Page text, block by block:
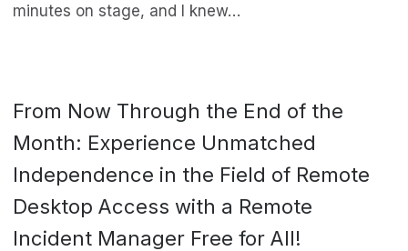
minutes on stage, and I knew…
From Now Through the End of the
Month: Experience Unmatched
Independence in the Field of Remote
Desktop Access with a Remote
Incident Manager Free for All!